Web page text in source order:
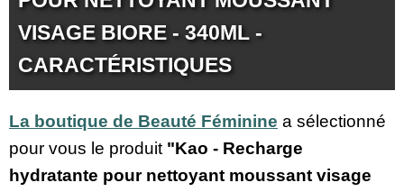
VISAGE BIORE - 340ML -
CARACTÉRISTIQUES
La boutique de Beauté Féminine a sélectionné
pour vous le produit "Kao - Recharge
hydratante pour nettoyant moussant visage